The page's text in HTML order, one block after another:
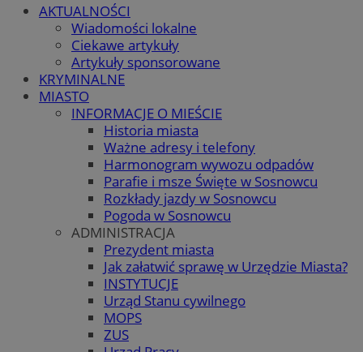
AKTUALNOŚCI
Wiadomości lokalne
Ciekawe artykuły
Artykuły sponsorowane
KRYMINALNE
MIASTO
INFORMACJE O MIEŚCIE
Historia miasta
Ważne adresy i telefony
Harmonogram wywozu odpadów
Parafie i msze Święte w Sosnowcu
Rozkłady jazdy w Sosnowcu
Pogoda w Sosnowcu
ADMINISTRACJA
Prezydent miasta
Jak załatwić sprawę w Urzędzie Miasta?
INSTYTUCJE
Urząd Stanu cywilnego
MOPS
ZUS